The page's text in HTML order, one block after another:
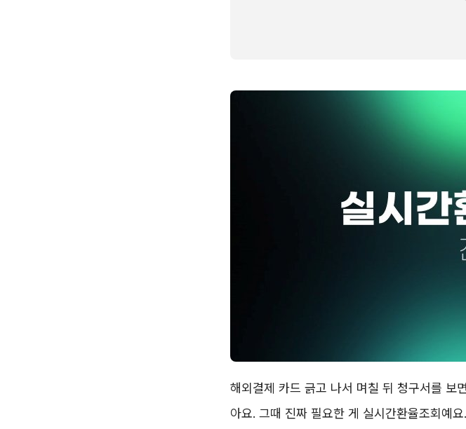
해외결제 카드 긁고 나서 며칠 뒤 청구서를 보
아요. 그때 진짜 필요한 게 실시간환율조회예요.